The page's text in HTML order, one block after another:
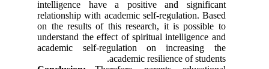
intelligence have a positive and significant
relationship with academic self-regulation. Based
on the results of this research, it is possible to
understand the effect of spiritual intelligence and
academic self-regulation on increasing the
academic resilience of students.